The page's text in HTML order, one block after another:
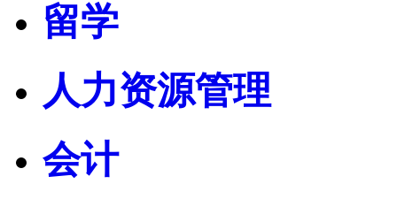
留学
人力资源管理
会计